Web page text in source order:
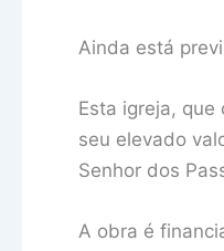
Ainda está
Esta igreja,
seu elevado
Senhor dos
A obra é